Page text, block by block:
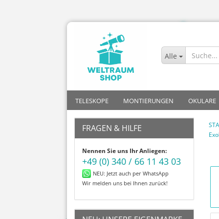
Alle
TELESKOPE
Allrounder
Mond
Planeten
Deep-Sky
Kinder
MONTIERUNGEN
Azimutal mit Go-To
Azimutal ohne Go-To
Parallaktisch mit Go-To
Parallaktisch ohne Go-To
OKULARE
Plössl
Super
FRAGEN & HILFE
Nennen Sie uns Ihr Anliegen:
+49 (0) 340 / 66 11 43 03
NEU: Jetzt auch per WhatsApp
Wir melden uns bei Ihnen zurück!